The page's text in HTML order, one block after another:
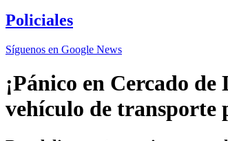
Policiales
Síguenos en Google News
¡Pánico en Cercado
vehículo de transporte